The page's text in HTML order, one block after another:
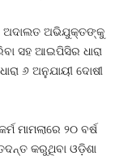
ଅଦାଲତ ଅଭିଯୁକ୍ତଙ୍କୁ
ସହ ଆଇପିସିର ଧାରା
୬ ଅନୁଯାୟୀ ଦୋଷୀ
୨୦ ବର୍ଷ
କରୁଥିବା ଓଡ଼ିଶା